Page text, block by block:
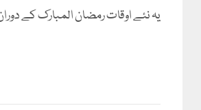
یہ نئے اوقات رمضان المبارک کے